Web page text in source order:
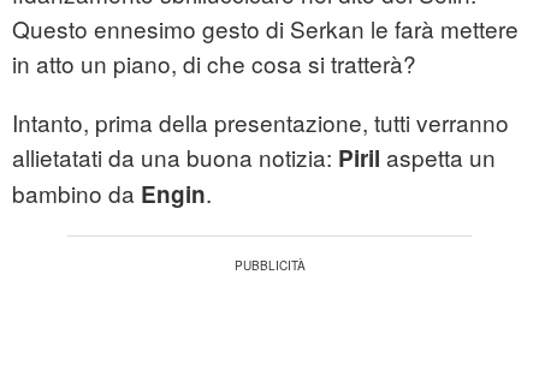
Questo ennesimo gesto di Serkan le farà mettere
in atto un piano, di che cosa si tratterà?
Intanto, prima della presentazione, tutti verranno
allietatati da una buona notizia: Piril aspetta un
bambino da Engin.